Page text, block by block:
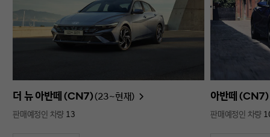
더 뉴 아반떼 (CN7)(23~현재)
판매예정인 차량 13
아반떼 (CN7)
판매예정인 차량